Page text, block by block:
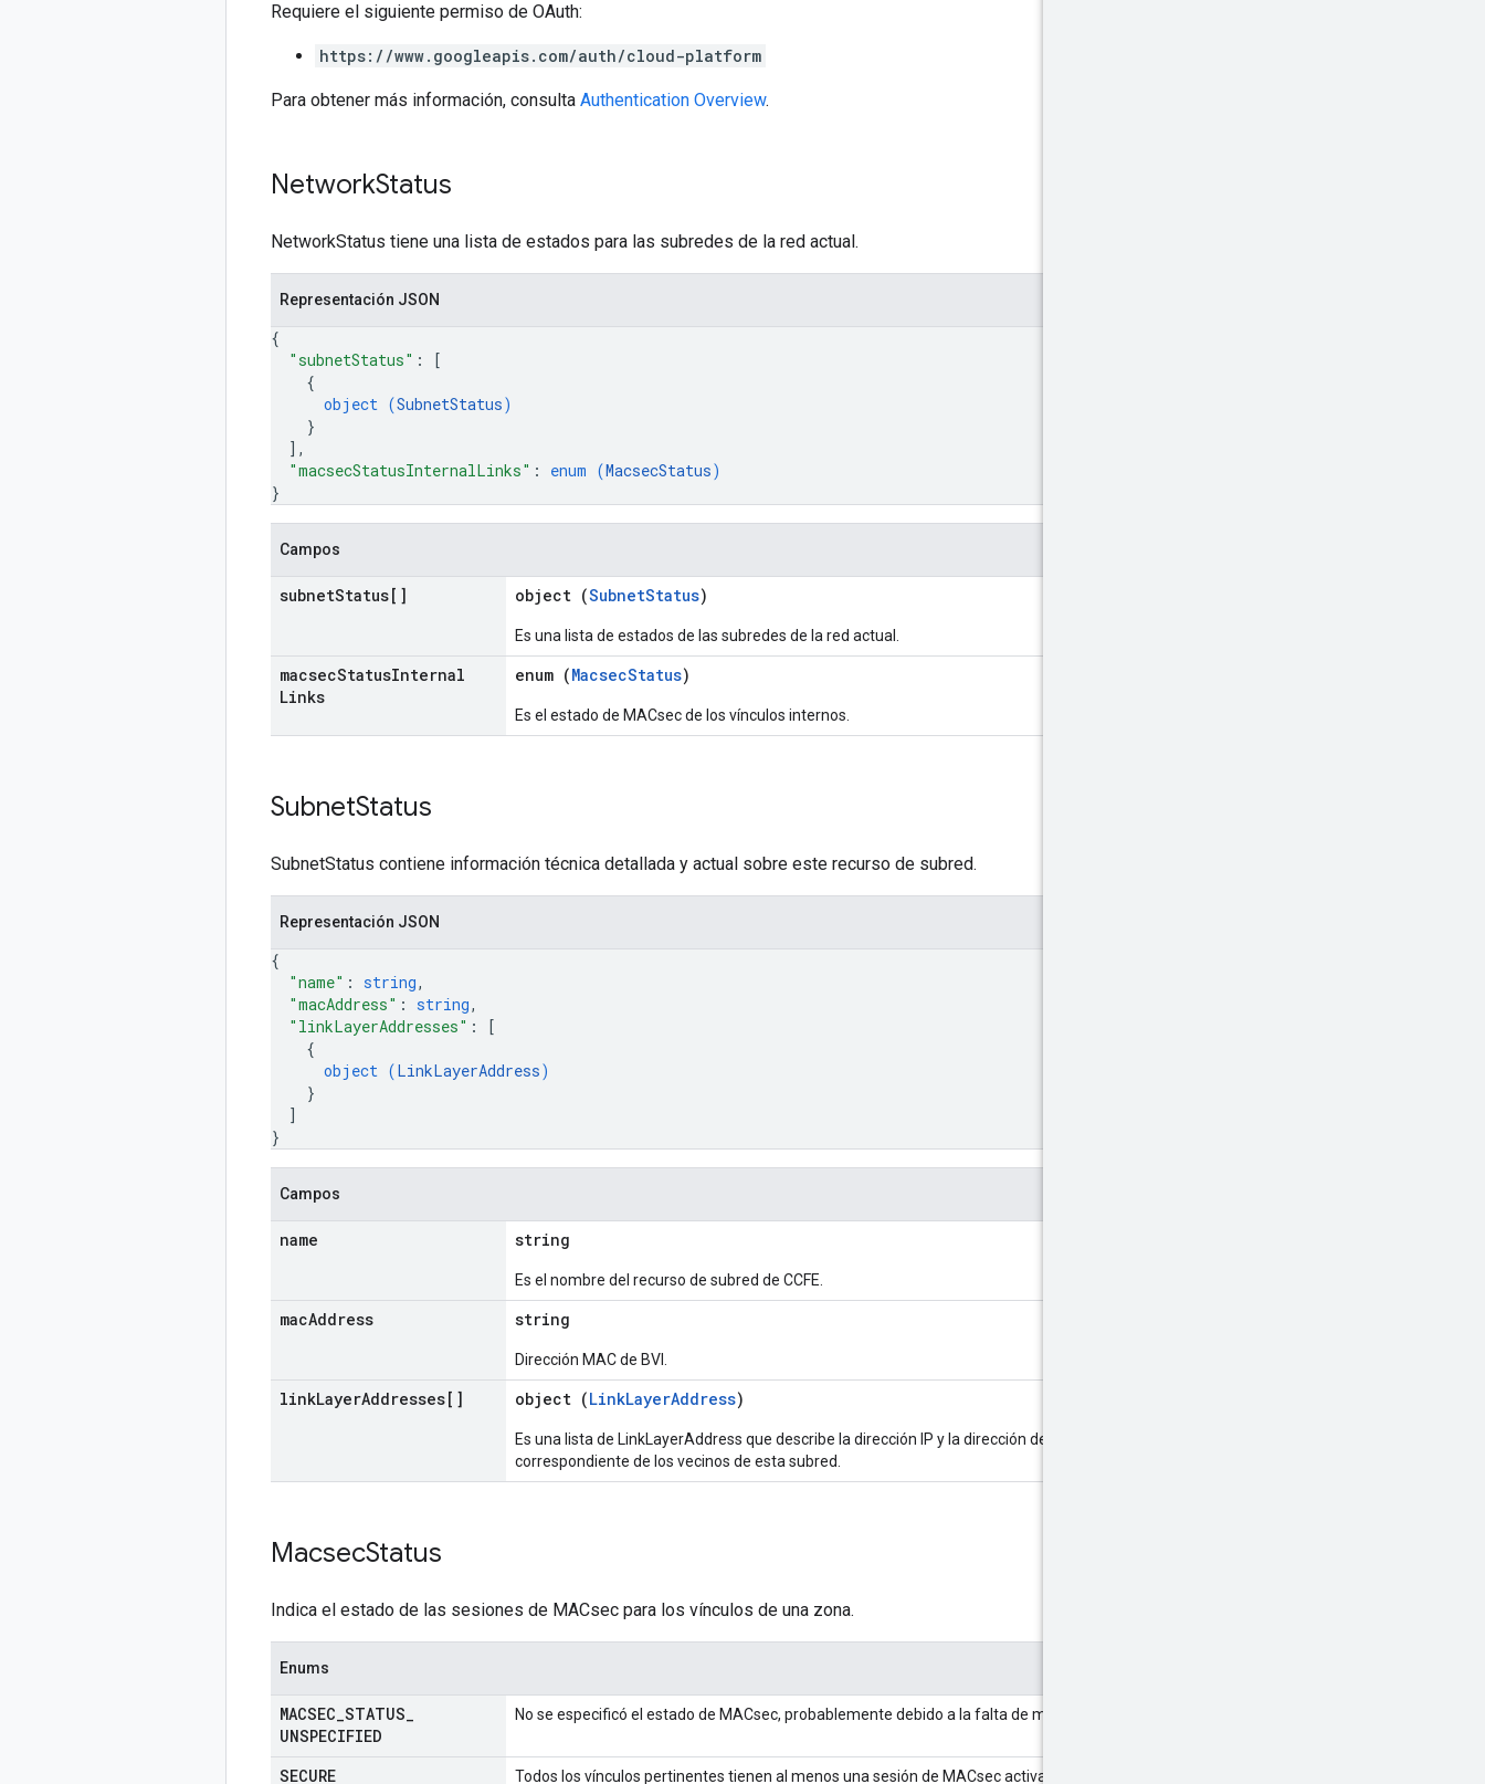
Requiere el siguiente permiso de OAuth:
https://www.googleapis.com/auth/cloud-platform
Para obtener más información, consulta Authentication Overview.
NetworkStatus
NetworkStatus tiene una lista de estados para las subredes de la red actual.
Representación JSON
{
"subnetStatus" :
[
{
object (SubnetStatus)
}
] ,
"macsecStatusInternalLinks" : enum (MacsecStatus)
}
Campos
subnetStatus[] object (SubnetStatus)
Es una lista de estados de las subredes de la red actual.
macsecStatusInternal
Links
enum (MacsecStatus)
Es el estado de MACsec de los vínculos internos.
SubnetStatus
SubnetStatus contiene información técnica detallada y actual sobre este recurso de subred.
Representación JSON
{
"name" : string,
"macAddress" : string,
"linkLayerAddresses" :
[
{
object (LinkLayerAddress)
}
]
}
Campos
name string
Es el nombre del recurso de subred de CCFE.
macAddress string
Dirección MAC de BVI.
linkLayerAddresses[] object (LinkLayerAddress)
Es una lista de LinkLayerAddress que describe la dirección IP y la dirección de capa de vínculo
correspondiente de los vecinos de esta subred.
MacsecStatus
Indica el estado de las sesiones de MACsec para los vínculos de una zona.
Enums
MACSEC STATUS
UNSPECIFIED
No se especificó el estado de MACsec, probablemente debido a la falta de métricas.
SECURE Todos los vínculos pertinentes tienen al menos una sesión de MACsec activa.